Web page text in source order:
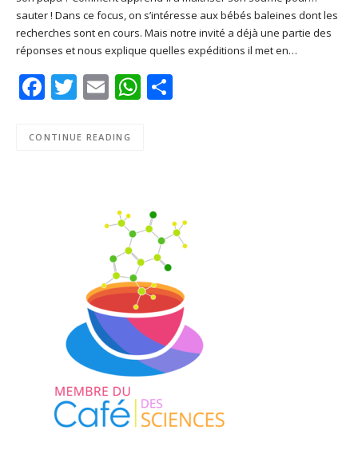
Apple Podcasts Deezer
Google Play PocketCasts
Podcast Addict RSS
Spotify
RSS FEED
SHARE
LINK
sauter ! Dans ce focus, on s’intéresse aux bébés baleines dont les
recherches sont en cours. Mais notre invité a déjà une partie des
réponses et nous explique quelles expéditions il met en…
Facebook
Twitter
EmailWhatsApp
CONTINUE READING